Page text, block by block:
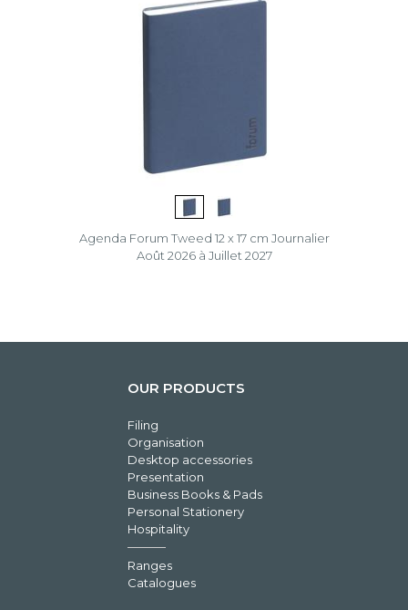
Agenda Forum Tweed 12 x 17 cm Journalier
Août 2026 à Juillet 2027
OUR PRODUCTS
Filing
Organisation
Desktop accessories
Presentation
Business Books & Pads
Personal Stationery
Hospitality
Ranges
Catalogues